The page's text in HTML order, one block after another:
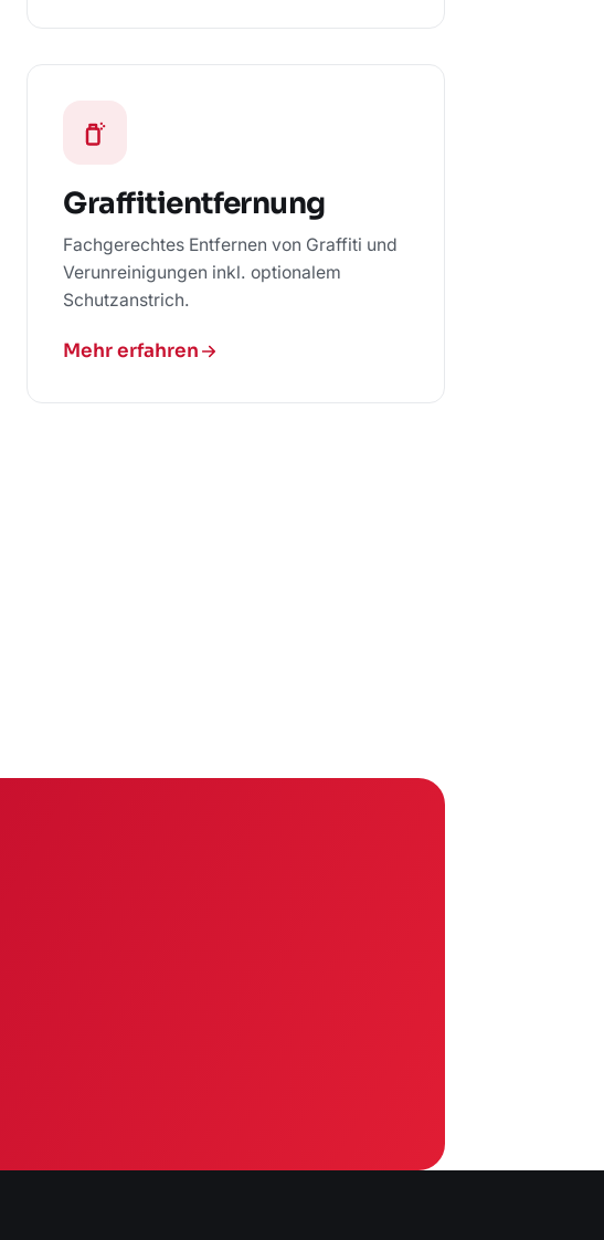
Graffitientfernung
Fachgerechtes Entfernen von Graffiti und
Verunreinigungen inkl. optionalem
Schutzanstrich.
Mehr erfahren